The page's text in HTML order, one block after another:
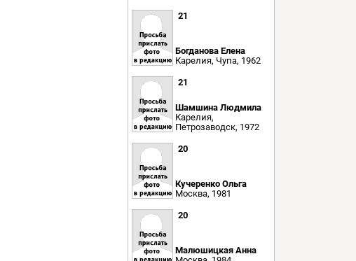
21
Богданова Елена
Карелия, Чупа, 1962
21
Шамшина Людмила
Карелия,
Петрозаводск, 1972
20
Кучеренко Ольга
Москва, 1981
20
Малюшицкая Анна